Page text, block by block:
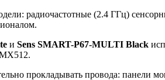
радиочастотные (2.4 ГГц)
и Sens SMART-P67-MULTI Black
прокладывать провода: панели